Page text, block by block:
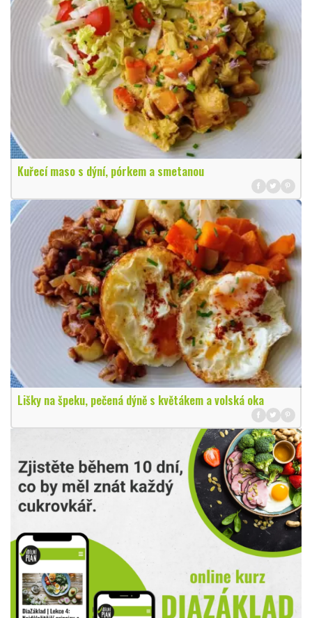
Kuřecí maso s dýní, pórkem a smetanou
Lišky na špeku, pečená dýně s květákem a volská oka